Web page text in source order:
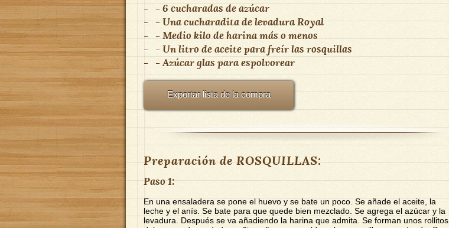
- - 6 cucharadas de azúcar
- - Una cucharadita de levaduraRoyal
- - Medio kilo de harina más o menos
- - Un litro de aceite para freír las rosquillas
- - Azúcar glas para espolvorear
Exportar lista de la compra
Preparación de ROSQUILLAS:
Paso 1:
En una ensaladera se pone el huevo y se bate un poco. Se añade el aceite, la
leche y el anís. Se bate para que quede bien mezclado. Se agrega el azúcar y la
levadura. Después se va añadiendo la harina que admita. Se forman unos rollitos